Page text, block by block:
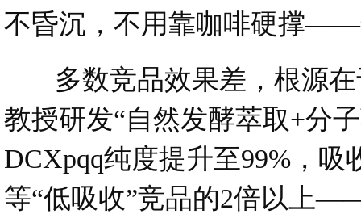
不昏沉，不用靠咖啡硬撑——
多数竞品效果差，根源在
教授研发“自然发酵萃取+分
DCXpqq纯度提升至99%，
等“低吸收”竞品的2倍以上